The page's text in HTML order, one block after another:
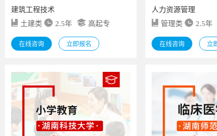
建筑工程技术
土建类
2.5年 高起专
在线咨询 立即报名
人力资源管理
管理类
2.5年
在线咨询 立